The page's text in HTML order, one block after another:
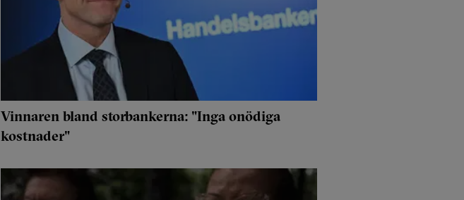
Vinnaren bland storbankerna: "Inga onödiga
kostnader"